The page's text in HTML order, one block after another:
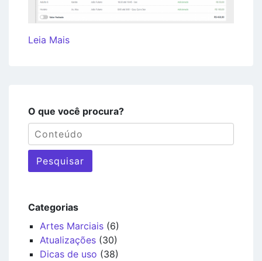
Leia Mais
O que você procura?
Pesquisar
Categorias
Artes Marciais (6)
Atualizações (30)
Dicas de uso (38)